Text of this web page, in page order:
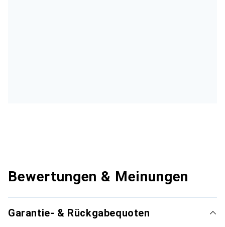
Bewertungen & Meinungen
Garantie- & Rückgabequoten